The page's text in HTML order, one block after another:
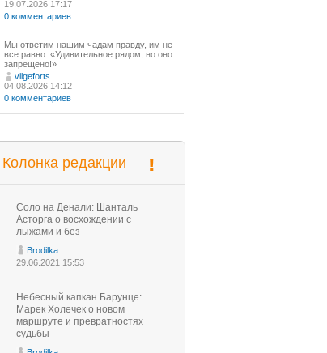
19.07.2026 17:17
0 комментариев
Мы ответим нашим чадам правду, им не
все равно: «Удивительное рядом, но оно
запрещено!»
vilgeforts
04.08.2026 14:12
0 комментариев
Колонка редакции
Соло на Денали: Шанталь
Асторга о восхождении с
лыжами и без
Brodilka
29.06.2021 15:53
Небесный капкан Барунце:
Марек Холечек о новом
маршруте и превратностях
судьбы